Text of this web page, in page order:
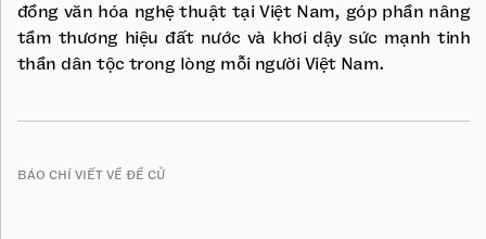
đồng văn hóa nghệ thuật tại Việt Nam, góp phần nâng
tầm thương hiệu đất nước và khơi dậy sức mạnh tinh
thần dân tộc trong lòng mỗi người Việt Nam.
BÁO CHÍ VIẾT VỀ ĐỀ CỬ